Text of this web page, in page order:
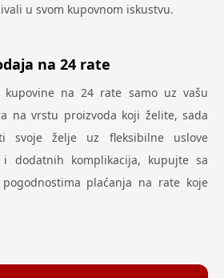
u svom kupovnom iskustvu.
na 24 rate
kupovine na 24 rate samo uz vašu
na vrstu proizvoda koji želite, sada
svoje želje uz fleksibilne uslove
i dodatnih komplikacija, kupujte sa
plaćanja na rate koje